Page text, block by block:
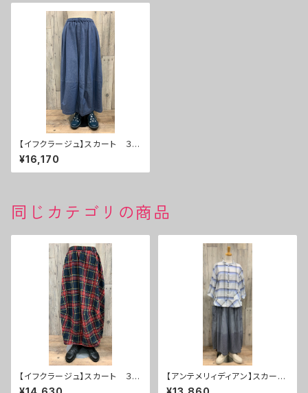
【イフクラージュ】スカート ３
０％ＯＦＦ
¥16,170
同じカテゴリの商品
【イフクラージュ】スカート ３
０％ＯＦＦ
【アンテメリィディアン】スカー
ト ３０％ＯＦＦ